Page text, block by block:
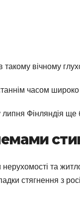
вічному
часом
Фінляндія ще
нерухомості та
стягнення з